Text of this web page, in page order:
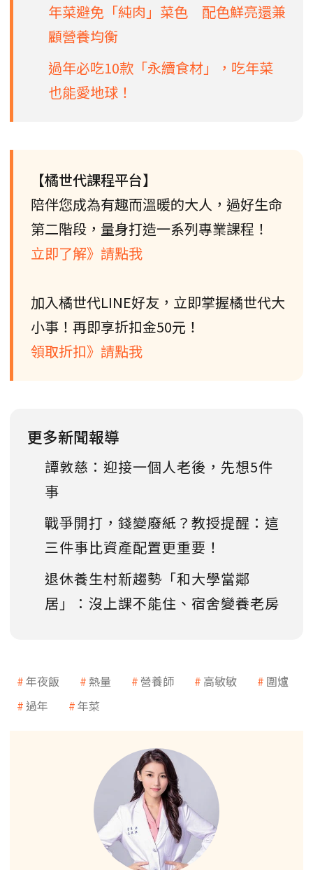
年菜避免「純肉」菜色 配色鮮亮還兼
顧營養均衡
過年必吃10款「永續食材」，吃年菜
也能愛地球！
【橘世代課程平台】
陪伴您成為有趣而溫暖的大人，過好生命
第二階段，量身打造一系列專業課程！
立即了解》請點我
加入橘世代LINE好友，立即掌握橘世代大
小事！再即享折扣金50元！
領取折扣》請點我
更多新聞報導
譚敦慈：迎接一個人老後，先想5件
事
戰爭開打，錢變廢紙？教授提醒：這
三件事比資產配置更重要！
退休養生村新趨勢「和大學當鄰
居」：沒上課不能住、宿舍變養老房
年夜飯 熱量 營養師 高敏敏
圍爐
過年
年菜